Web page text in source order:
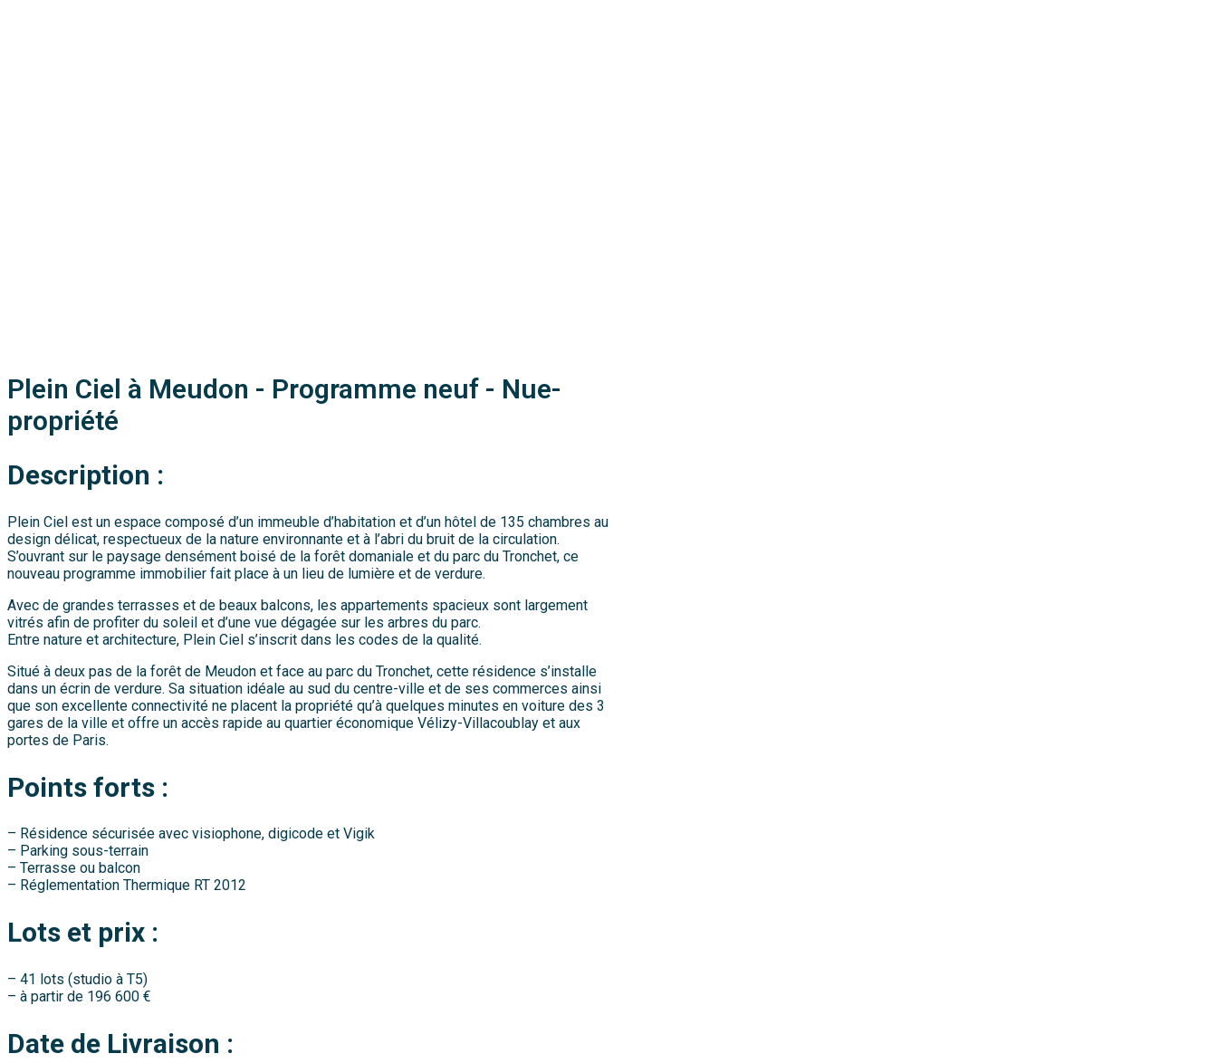
Plein Ciel à Meudon - Programme neuf - Nue-
propriété
Description :
Plein Ciel est un espace composé d’un immeuble d’habitation et d’un hôtel de 135 chambres au
design délicat, respectueux de la nature environnante et à l’abri du bruit de la circulation.
S’ouvrant sur le paysage densément boisé de la forêt domaniale et du parc du Tronchet, ce
nouveau programme immobilier fait place à un lieu de lumière et de verdure.
Avec de grandes terrasses et de beaux balcons, les appartements spacieux sont largement
vitrés afin de profiter du soleil et d’une vue dégagée sur les arbres du parc.
Entre nature et architecture, Plein Ciel s’inscrit dans les codes de la qualité.
Situé à deux pas de la forêt de Meudon et face au parc du Tronchet, cette résidence s’installe
dans un écrin de verdure. Sa situation idéale au sud du centre-ville et de ses commerces ainsi
que son excellente connectivité ne placent la propriété qu’à quelques minutes en voiture des 3
gares de la ville et offre un accès rapide au quartier économique Vélizy-Villacoublay et aux
portes de Paris.
Points forts :
– Résidence sécurisée avec visiophone, digicode et Vigik
– Parking sous-terrain
– Terrasse ou balcon
– Réglementation Thermique RT 2012
Lots et prix :
– 41 lots (studio à T5)
– à partir de 196 600 €
Date de Livraison :